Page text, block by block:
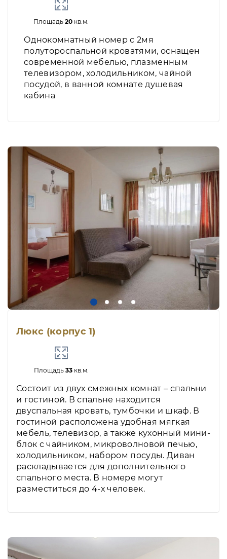
Площадь20 кв.м.
Однокомнатный номер с 2мя
полутороспальной кроватями, оснащен
современной мебелью, плазменным
телевизором, холодильником, чайной
посудой, в ванной комнате душевая
кабина
Люкс (корпус 1)
Площадь 33кв.м.
Состоит из двух смежных комнат – спальни
и гостиной. В спальне находится
двуспальная кровать, тумбочки и шкаф. В
гостиной расположена удобная мягкая
мебель, телевизор, а также кухонный мини-
блок с чайником, микроволновой печью,
холодильником, набором посуды. Диван
раскладывается для дополнительного
спального места. В номере могут
разместиться до 4-х человек.